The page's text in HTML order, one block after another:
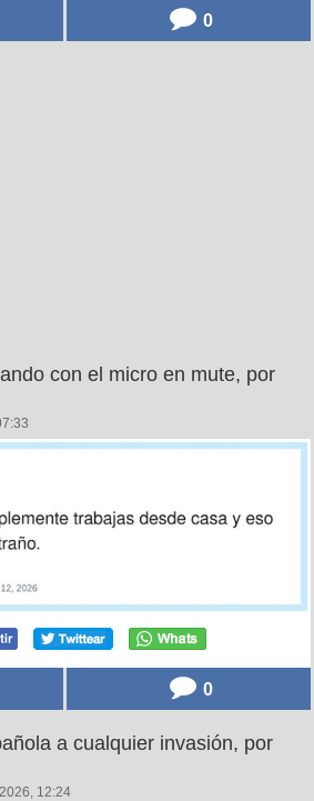
0
con el micro en mute, por
0
a cualquier invasión, por
12:24